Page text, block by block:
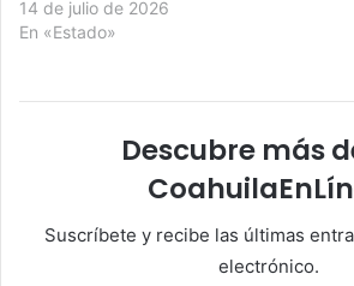
14 de julio de 2026
En «Estado»
Descubre más
Suscríbete y recibe las últimas
electrónico.